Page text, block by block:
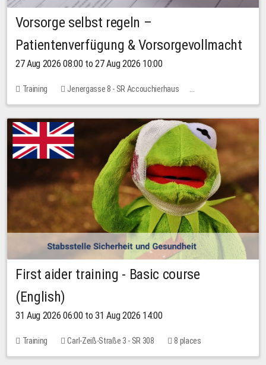
Vorsorge selbst regeln –
Patientenverfügung & Vorsorgevollmacht
27 Aug 2026 08:00 to 27 Aug 2026 10:00
Training
Jenergasse 8 - SR Accouchierhaus
No free places
First aider training - Basic course
(English)
31 Aug 2026 06:00 to 31 Aug 2026 14:00
Training Carl-Zeiß-Straße 3 - SR 308 8 places